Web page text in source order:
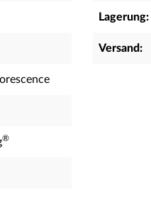
®
Lagerung:
Versand: